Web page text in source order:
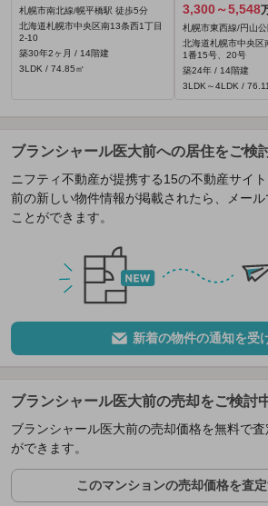
札幌市南北線/幌平橋駅 徒歩5分
北海道札幌市中央区南13条西1丁目
2-10
築30年2ヶ月 / 14階建
3LDK / 74.85㎡
3,300～5,548
札幌市東西線/円山
北海道札幌市中央区
1番15号、20号
築24年 / 14階建
3LDK～4LDK /
ブランシャール医大前への居住をご検
ニフティ不動産が提携する15の不動産サイ
前の新しい物件情報が掲載されたら、メー
ことができます。
新着の物件の通知を受
ブランシャール医大前の売却をご検討
ブランシャール医大前の売却価格を無料で査
ができます。
このマンションの売却価格を査定